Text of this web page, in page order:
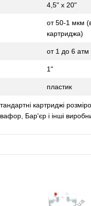
4,5" x 20"
от 50-1 мкм
картриджа)
от 1 до 6 атм
1"
пластик
картриджі
Бар'єр і інші